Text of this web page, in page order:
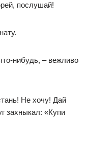
послушай!
нибудь, – вежливо
Не хочу! Дай
захныкал: «Купи